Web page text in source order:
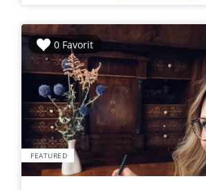
0 Favorit
FEATURED